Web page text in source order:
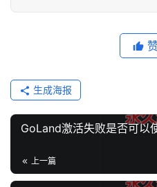
生成海报
GoLand激活失败是否可以
上一篇